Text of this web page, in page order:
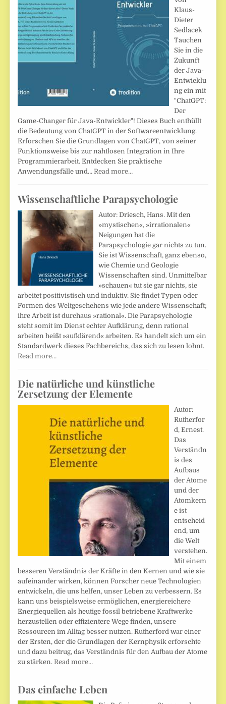
Klaus-
Dieter
Sedlacek
Tauchen
Sie in die
Zukunft
der Java-
Entwicklu
ng ein mit
"ChatGPT:
Der
Game-Changer für Java-Entwickler"! Dieses Buch enthüllt
die Bedeutung von ChatGPT in der Softwareentwicklung.
Erforschen Sie die Grundlagen von ChatGPT, von seiner
Funktionsweise bis zur nahtlosen Integration in Ihre
Programmierarbeit. Entdecken Sie praktische
Anwendungsfälle und…Read more…
Wissenschaftliche Parapsychologie
Autor: Driesch, Hans. Mit den
»mystischen«, »irrationalen«
Neigungen hat die
Parapsychologie gar nichts zu tun.
Sie ist Wissenschaft, ganz ebenso,
wie Chemie und Geologie
Wissenschaften sind. Unmittelbar
»schauen« tut sie gar nichts, sie
arbeitet positivistisch und induktiv. Sie findet Typen oder
Formen des Weltgeschehens wie jede andere Wissenschaft;
ihre Arbeit ist durchaus »rational«. Die Parapsychologie
steht somit im Dienst echter Aufklärung, denn rational
arbeiten heißt »aufklärend« arbeiten. Es handelt sich um ein
Standardwerk dieses Fachbereichs, das sich zu lesen lohnt.
Read more…
Die natürliche und künstliche
Zersetzung der Elemente
Autor:
Rutherfor
d, Ernest.
Das
Verständn
is des
Aufbaus
der Atome
und der
Atomkern
e ist
entscheid
end, um
die Welt
verstehen.
Mit einem
besseren Verständnis der Kräfte in den Kernen und wie sie
aufeinander wirken, können Forscher neue Technologien
entwickeln, die uns helfen, unser Leben zu verbessern. Es
kann uns beispielsweise ermöglichen, energiereichere
Energiequellen als heutige fossil betriebene Kraftwerke
herzustellen oder effizientere Wege finden, unsere
Ressourcen im Alltag besser nutzen. Rutherford war einer
der Ersten, der die Grundlagen der Kernphysik erforschte
und dazu beitrug, das Verständnis für den Aufbau der Atome
zu stärken.Read more…
Das einfache Leben